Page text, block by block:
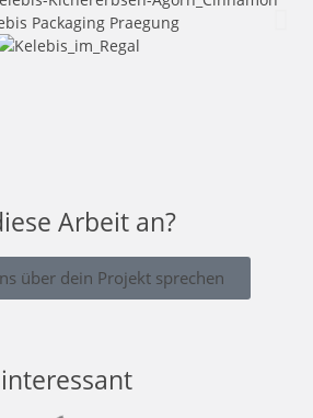
Arbeit an?
über dein Projekt sprechen